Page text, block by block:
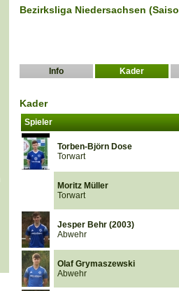
Bezirksliga Niedersachsen
Info Kader
Kader
Spieler
Torben-Björn Dose
Torwart
Moritz Müller
Torwart
Jesper Behr (2003)
Abwehr
Olaf Grymaszewski
Abwehr